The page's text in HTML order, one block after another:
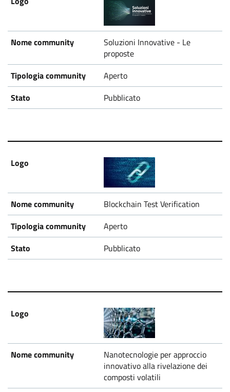
Soluzioni Innovative - Le
proposte
Aperto
Pubblicato
Blockchain Test Verification
Aperto
Pubblicato
Nanotecnologie per approccio
innovativo alla rivelazione dei
composti volatili